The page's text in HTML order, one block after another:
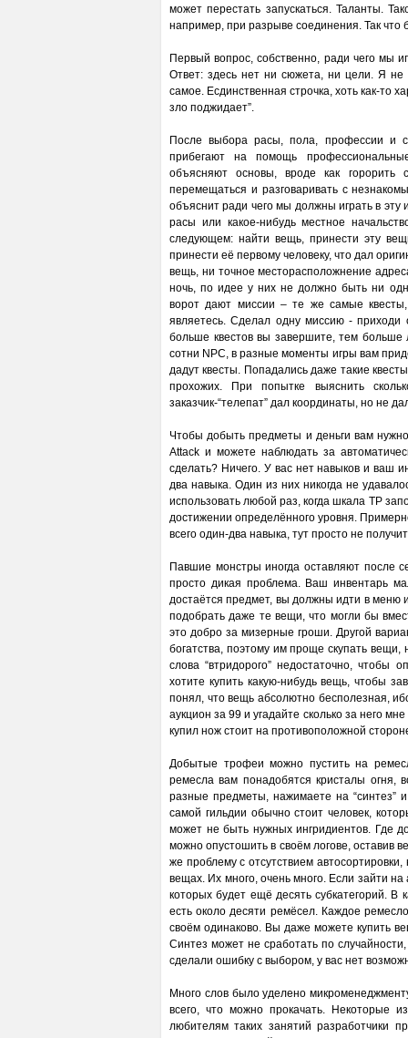
может перестать запускаться. Таланты.
например, при разрыве соединения. Так что
Первый вопрос, собственно, ради чего мы
Ответ: здесь нет ни сюжета, ни цели. Я
самое. Есдинственная строчка, хоть как-то
зло поджидает”.
После выбора расы, пола, профессии и
прибегают на помощь
объясняют основы, вроде как
перемещаться и разговаривать с
объяснит ради чего мы должны играть в эту
расы или какое-нибудь местное
следующем: найти вещь, принести эту
принести её первому человеку, что дал
вещь, ни точное месторасположнение
ночь, по идее у них не должно быть ни
ворот дают миссии – те же самые
являетесь. Сделал одну миссию - приходи
больше квестов вы завершите, тем больше
сотни NPC, в разные моменты игры вам
дадут квесты. Попадались даже такие
прохожих. При попытке выяснить
заказчик-“телепат” дал координаты, но не
Чтобы добыть предметы и деньги вам
Attack и можете наблюдать за
сделать? Ничего. У вас нет навыков и ваш
два навыка. Один из них никогда не
использовать любой раз, когда шкала TP
достижении определённого уровня.
всего один-два навыка, тут просто не
Павшие монстры иногда оставляют после
просто дикая проблема. Ваш инвентарь
достаётся предмет, вы должны идти в меню
подобрать даже те вещи, что могли бы
это добро за мизерные гроши. Другой
богатства, поэтому им проще скупать вещи,
слова “втридорого” недостаточно,
хотите купить какую-нибудь вещь, чтобы
понял, что вещь абсолютно бесполезная,
аукцион за 99 и угадайте сколько за него
купил нож стоит на противоположной
Добытые трофеи можно пустить на
ремесла вам понадобятся кристалы огня,
разные предметы, нажимаете на “синтез”
самой гильдии обычно стоит человек,
может не быть нужных ингридиентов. Где
можно опустошить в своём логове, оставив
же проблему с отсутствием
вещах. Их много, очень много. Если зайти на
которых будет ещё десять субкатегорий.
есть около десяти ремёсел. Каждое
своём одинаково. Вы даже можете купить
Синтез может не сработать по
сделали ошибку с выбором, у вас нет
Много слов было уделено
всего, что можно прокачать. Некоторые
любителям таких занятий разработчики